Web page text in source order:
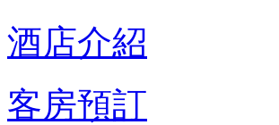
酒店介紹
客房預訂